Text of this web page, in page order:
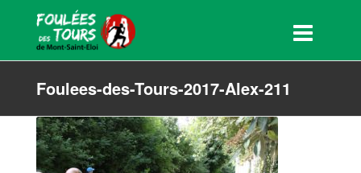
Foulees-des-Tours-2017-Alex-211